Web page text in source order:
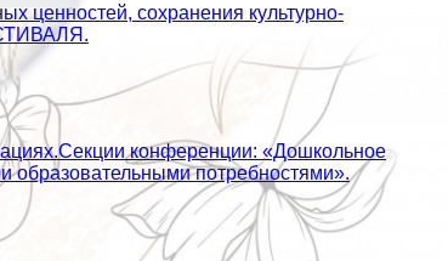
ценностей, сохранения культурно-
конференции: «Дошкольное
образовательными потребностями».